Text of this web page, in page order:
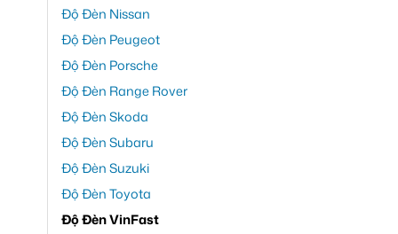
Độ Đèn Nissan
Độ Đèn Peugeot
Độ Đèn Porsche
Độ Đèn Range Rover
Độ Đèn Skoda
Độ Đèn Subaru
Độ Đèn Suzuki
Độ Đèn Toyota
Độ Đèn VinFast